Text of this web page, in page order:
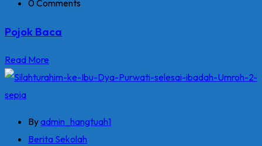
0 Comments
Pojok Baca
Read More
Byadmin_hangtuah1
Berita Sekolah